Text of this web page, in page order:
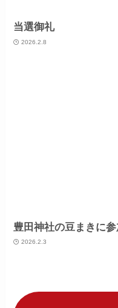
当選御礼
2026.2.8
豊田神社の豆まきに
2026.2.3